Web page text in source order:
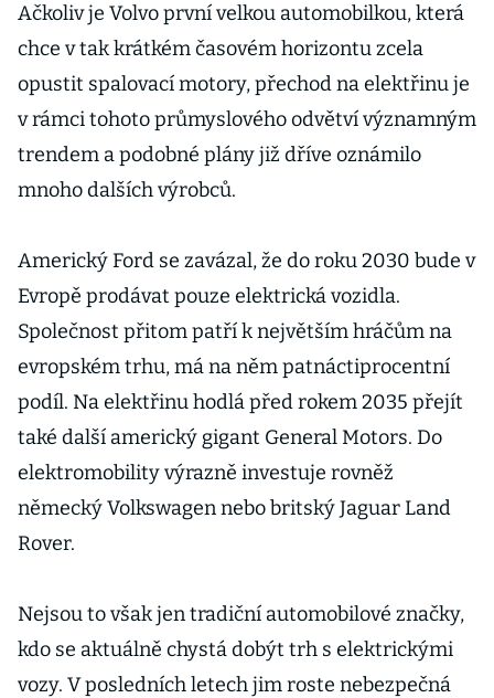
Ačkoliv je Volvo první velkou automobilkou, která
chce v tak krátkém časovém horizontu zcela
opustit spalovací motory, přechod na elektřinu je
v rámci tohoto průmyslového odvětví významným
trendem a podobné plány již dříve oznámilo
mnoho dalších výrobců.
Americký Ford se zavázal, že do roku 2030 bude v
Evropě prodávat pouze elektrická vozidla.
Společnost přitom patří k největším hráčům na
evropském trhu, má na něm patnáctiprocentní
podíl. Na elektřinu hodlá před rokem 2035 přejít
také další americký gigant General Motors. Do
elektromobility výrazně investuje rovněž
německý Volkswagen nebo britský Jaguar Land
Rover.
Nejsou to však jen tradiční automobilové značky,
kdo se aktuálně chystá dobýt trh s elektrickými
vozy. V posledních letech jim roste nebezpečná